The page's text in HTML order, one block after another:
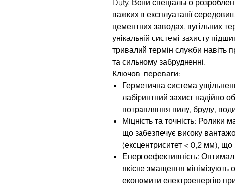
Duty. Вони спеціально
важких в експлуатації
цементних заводах, вугільних
унікальній системі захисту
тривалий термін служби навіть
та сильному забрудненні.
Ключові переваги:
Герметична система
лабіринтний захист надійно
потрапляння пилу, бруду,
Міцність та точність: Ролики
що забезпечує високу
(ексцентриситет < 0,2 мм), що
Енергоефективність:
якісне змащення
економити електроенергію